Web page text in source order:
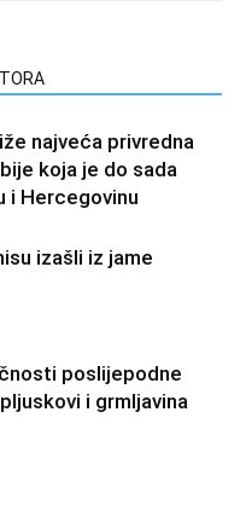
najveća privredna
koja je do sada
i Hercegovinu
izašli iz jame
poslijepodne
i grmljavina